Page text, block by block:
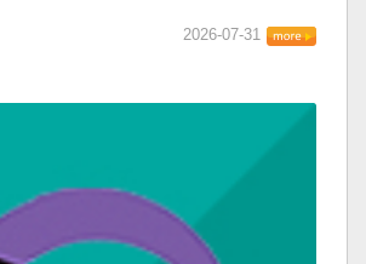
2026-07-31